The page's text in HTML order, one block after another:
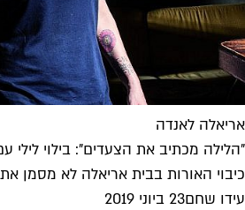
אריאלה לאנדה
"הלילה מכתיב את הצעדים": בילוי לילי
כיבוי האורות בבית אריאלה לא מסמן
עידו שחם23 ביוני 2019